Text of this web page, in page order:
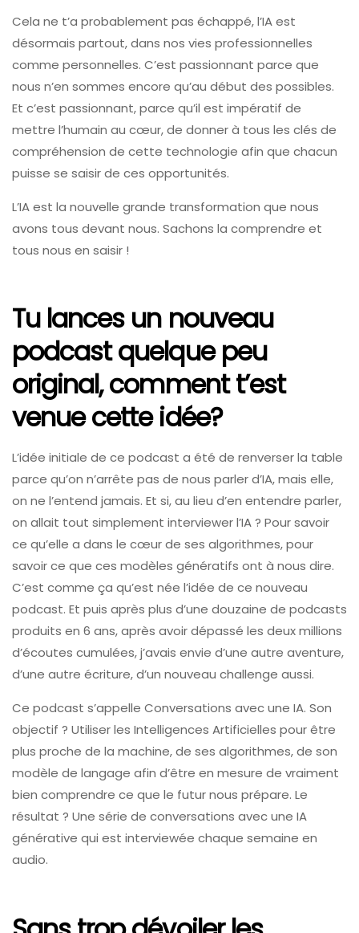
Cela ne t’a probablement pas échappé, l’IA est
désormais partout, dans nos vies professionnelles
comme personnelles. C’est passionnant parce que
nous n’en sommes encore qu’au début des possibles.
Et c’est passionnant, parce qu’il est impératif de
mettre l’humain au cœur, de donner à tous les clés de
compréhension de cette technologie afin que chacun
puisse se saisir de ces opportunités.
L’IA est la nouvelle grande transformation que nous
avons tous devant nous. Sachons la comprendre et
tous nous en saisir !
Tu lances un nouveau
podcast quelque peu
original, comment t’est
venue cette idée?
L’idée initiale de ce podcast a été de renverser la table
parce qu’on n’arrête pas de nous parler d’IA, mais elle,
on ne l’entend jamais. Et si, au lieu d’en entendre parler,
on allait tout simplement interviewer l’IA ? Pour savoir
ce qu’elle a dans le cœur de ses algorithmes, pour
savoir ce que ces modèles génératifs ont à nous dire.
C’est comme ça qu’est née l’idée de ce nouveau
podcast. Et puis après plus d’une douzaine de podcasts
produits en 6 ans, après avoir dépassé les deux millions
d’écoutes cumulées, j’avais envie d’une autre aventure,
d’une autre écriture, d’un nouveau challenge aussi.
Ce podcast s’appelle Conversations avec une IA. Son
objectif ? Utiliser les Intelligences Artificielles pour être
plus proche de la machine, de ses algorithmes, de son
modèle de langage afin d’être en mesure de vraiment
bien comprendre ce que le futur nous prépare. Le
résultat ? Une série de conversations avec une IA
générative qui est interviewée chaque semaine en
audio.